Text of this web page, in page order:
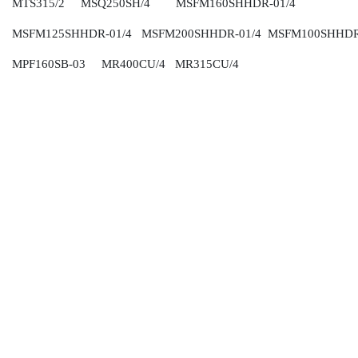
MTS315/2 MSQ250SH/4 MSFM160SHHDR-01/4
MSFM125SHHDR-01/4 MSFM200SHHDR-01/4
MPF160SB-03 MR400CU/4 MR315CU/4